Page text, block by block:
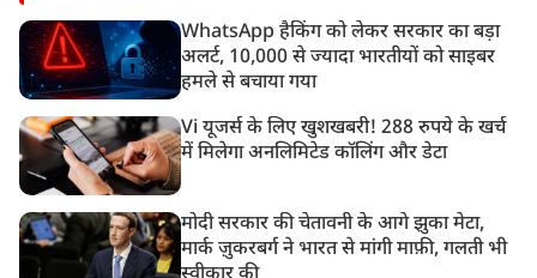
WhatsApp हैकिंग को लेकर सरकार का बड़ा
अलर्ट, 10,000 से ज्यादा भारतीयों को साइबर
हमले से बचाया गया
Vi यूजर्स के लिए खुशखबरी! 288 रुपये के खर्च
में मिलेगा अनलिमिटेड कॉलिंग और डेटा
मोदी सरकार की चेतावनी के आगे झुका मेटा,
मार्क ज़ुकरबर्ग ने भारत से मांगी माफ़ी, गलती भी